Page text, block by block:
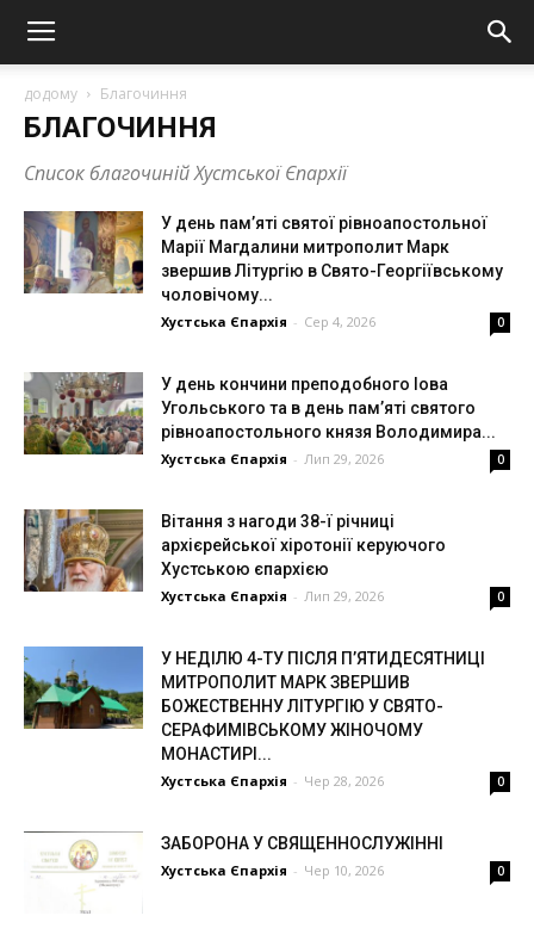
додому Благочиння
БЛАГОЧИННЯ
Список благочиній Хустської Єпархії
У день пам’яті святої рівноапостольної
Марії Магдалини митрополит Марк
звершив Літургію в Свято-Георгіївському
чоловічому...
Хустська Єпархія - Сер 4, 2026 0
У день кончини преподобного Іова
Угольського та в день пам’яті святого
рівноапостольного князя Володимира...
Хустська Єпархія - Лип 29, 2026 0
Вітання з нагоди 38-ї річниці
архієрейської хіротонії керуючого
Хустською єпархією
Хустська Єпархія - Лип 29, 2026 0
У НЕДІЛЮ 4-ТУ ПІСЛЯ П’ЯТИДЕСЯТНИЦІ
МИТРОПОЛИТ МАРК ЗВЕРШИВ
БОЖЕСТВЕННУ ЛІТУРГІЮ У СВЯТО-
СЕРАФИМІВСЬКОМУ ЖІНОЧОМУ
МОНАСТИРІ...
Хустська Єпархія - Чер 28, 2026 0
ЗАБОРОНА У СВЯЩЕННОСЛУЖІННІ
Хустська Єпархія - Чер 10, 2026 0